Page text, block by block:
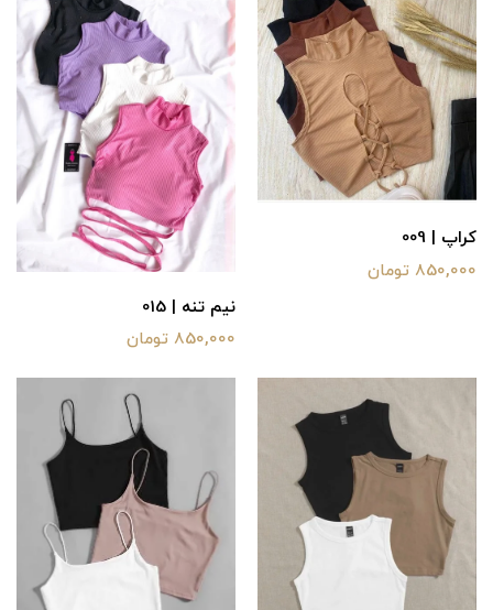
کراپ | 009
850,000 تومان
نیم تنه | 015
850,000 تومان